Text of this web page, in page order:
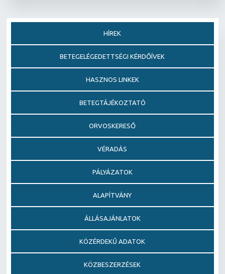
HÍREK
BETEGELÉGEDETTSÉGI KÉRDŐÍVEK
HASZNOS LINKEK
BETEGTÁJÉKOZTATÓ
ORVOSKERESŐ
VÉRADÁS
PÁLYÁZATOK
ALAPÍTVÁNY
ÁLLÁSAJÁNLATOK
KÖZÉRDEKŰ ADATOK
KÖZBESZERZÉSEK